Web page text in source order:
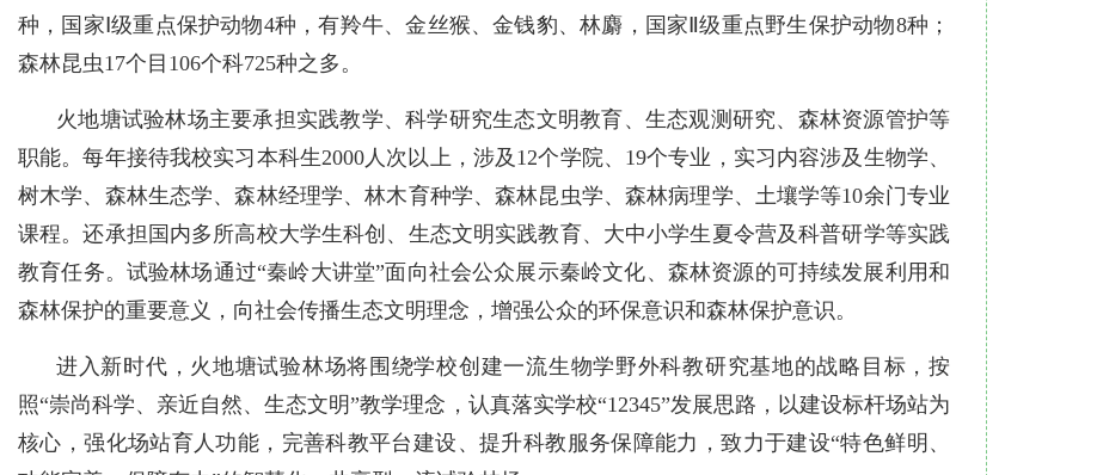
种，国家Ⅰ级重点保护动物4种，有羚牛、金丝猴、金钱豹、林麝，国家Ⅱ级重点野生保护动物8种；
森林昆虫17个目106个科725种之多。
火地塘试验林场主要承担实践教学、科学研究生态文明教育、生态观测研究、森林资源管护等
职能。每年接待我校实习本科生2000人次以上，涉及12个学院、19个专业，实习内容涉及生物学、
树木学、森林生态学、森林经理学、林木育种学、森林昆虫学、森林病理学、土壤学等10余门专业
课程。还承担国内多所高校大学生科创、生态文明实践教育、大中小学生夏令营及科普研学等实践
教育任务。试验林场通过“秦岭大讲堂”面向社会公众展示秦岭文化、森林资源的可持续发展利用和
森林保护的重要意义，向社会传播生态文明理念，增强公众的环保意识和森林保护意识。
进入新时代，火地塘试验林场将围绕学校创建一流生物学野外科教研究基地的战略目标，按
照“崇尚科学、亲近自然、生态文明”教学理念，认真落实学校“12345”发展思路，以建设标杆场站为
核心，强化场站育人功能，完善科教平台建设、提升科教服务保障能力，致力于建设“特色鲜明、